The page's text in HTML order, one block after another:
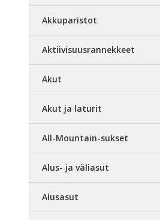
Akkuparistot
Aktiivisuusrannekkeet
Akut
Akut ja laturit
All-Mountain-sukset
Alus- ja väliasut
Alusasut